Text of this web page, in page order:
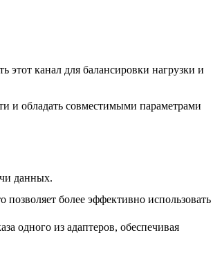
канал для балансировки нагрузки и
и обладать совместимыми параметрами
данных.
более эффективно использовать
одного из адаптеров, обеспечивая